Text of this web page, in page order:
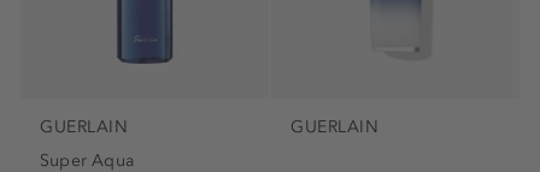
GUERLAIN
Super Aqua
GUERLAIN